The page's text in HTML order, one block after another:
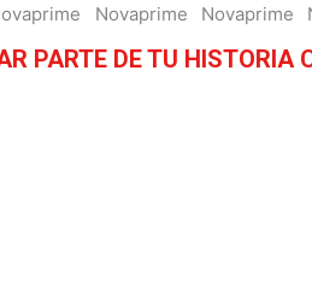
PARTE DE TU HISTORIA